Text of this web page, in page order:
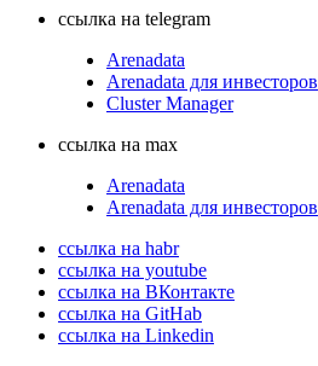
ссылка на telegram
Arenadata
Arenadata для инвесторов
Cluster Manager
ссылка на max
Arenadata
Arenadata для инвесторов
ссылка на habr
ссылка на youtube
ссылка на ВКонтакте
ссылка на GitHab
ссылка на Linkedin